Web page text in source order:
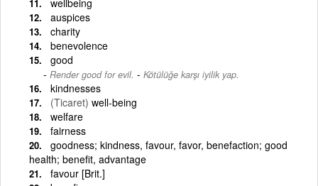
auspices
charity
benevolence
good
Render good for evil. - Kötülüğe karşı iyilik yap.
kindnesses
(Ticaret) well-being
welfare
fairness
goodness; kindness, favour, favor, benefaction; good
health; benefit, advantage
favour [Brit.]